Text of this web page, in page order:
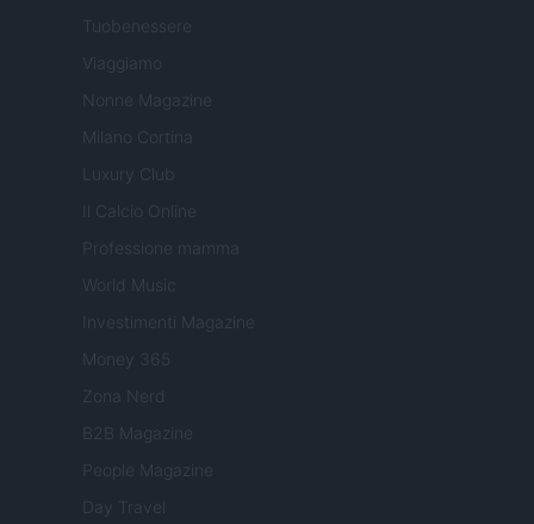
Tuobenessere
Viaggiamo
Nonne Magazine
Milano Cortina
Luxury Club
Il Calcio Online
Professione mamma
World Music
Investimenti Magazine
Money 365
Zona Nerd
B2B Magazine
People Magazine
Day Travel